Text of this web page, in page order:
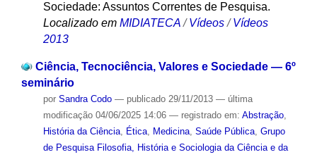
Sociedade: Assuntos Correntes de Pesquisa.
Localizado em MIDIATECA /Vídeos /Vídeos
2013
Ciência, Tecnociência, Valores e Sociedade — 6º
seminário
por Sandra Codo — publicado29/11/2013 — última
modificação04/06/2025 14:06 — registrado em: Abstração,
História da Ciência, Ética, Medicina, Saúde Pública, Grupo
de Pesquisa Filosofia, História e Sociologia da Ciência e da